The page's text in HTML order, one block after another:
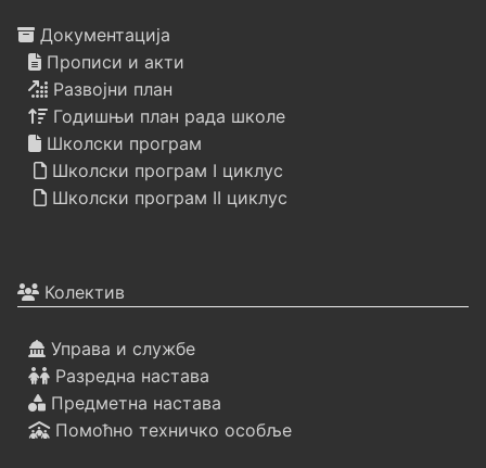
Документација
Прописи и акти
Развојни план
Годишњи план рада школе
Школски програм
Школски програм I циклус
Школски програм II циклус
Колектив
Управа и службе
Разредна настава
Предметна настава
Помоћно техничко особље